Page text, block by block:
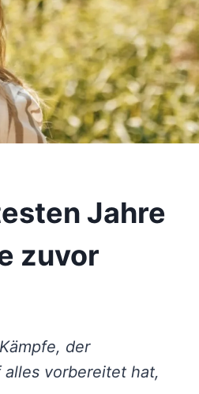
Jahre
zuvor
der
alles vorbereitet hat,